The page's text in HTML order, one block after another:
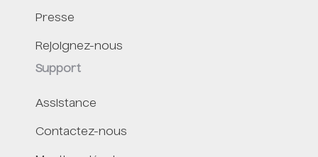
Presse
Rejoignez-nous
Support
Assistance
Contactez-nous